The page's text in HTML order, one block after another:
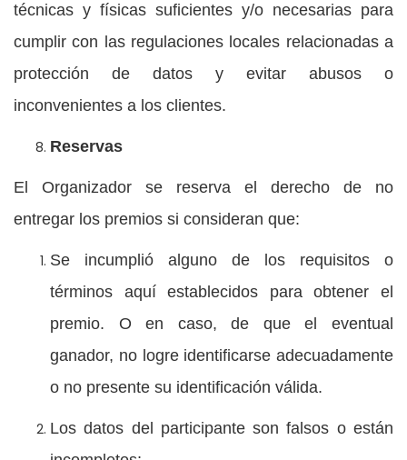
técnicas y físicas suficientes y/o necesarias para
cumplir con las regulaciones locales relacionadas a
protección de datos y evitar abusos o
inconvenientes a los clientes.
Reservas
El Organizador se reserva el derecho de no
entregar los premios si consideran que:
Se incumplió alguno de los requisitos o
términos aquí establecidos para obtener el
premio. O en caso, de que el eventual
ganador, no logre identificarse adecuadamente
o no presente su identificación válida.
Los datos del participante son falsos o están